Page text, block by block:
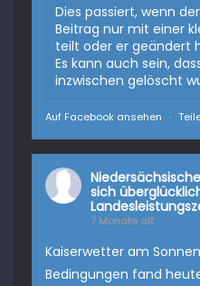
Dies passiert, wenn
Beitrag nur mit einer
teilt oder er geändert
Es kann auch sein,
inzwischen gelöscht
Auf Facebook ansehen ·
sich
7 Monate alt
Kaiserwetter am
Bedingungen fand